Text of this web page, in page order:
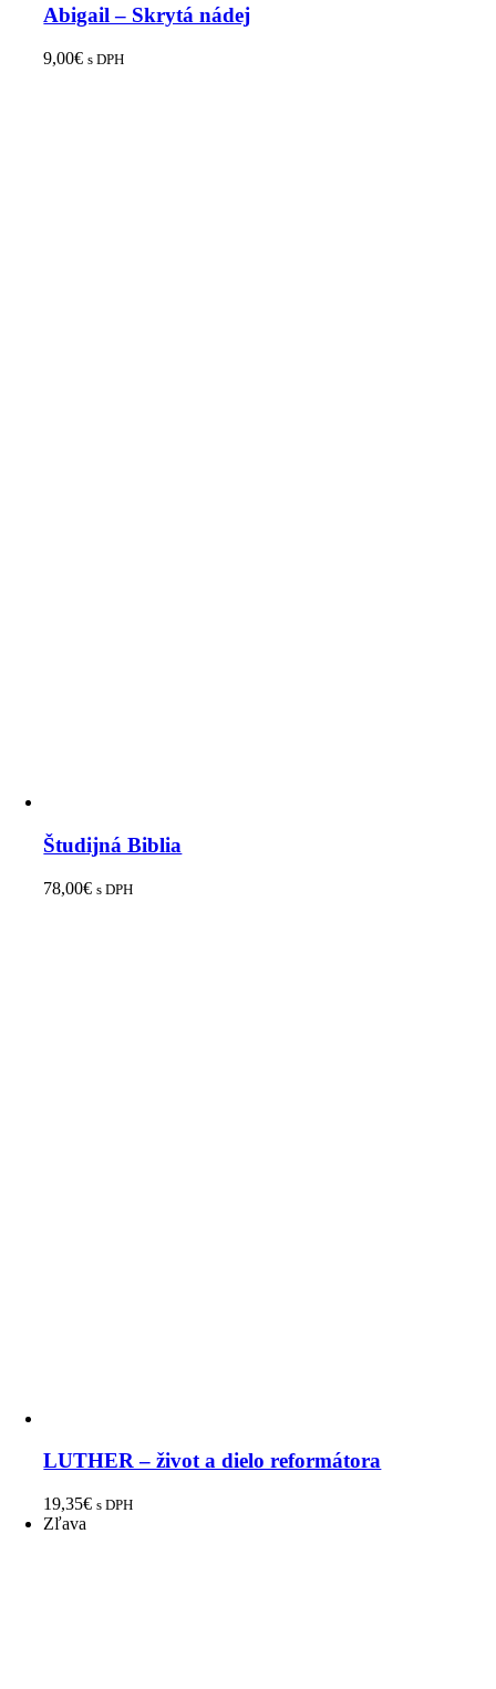
Abigail – Skrytá nádej
9,00€ s DPH
Študijná Biblia
78,00€ s DPH
LUTHER – život a dielo reformátora
19,35€ s DPH
Zľava